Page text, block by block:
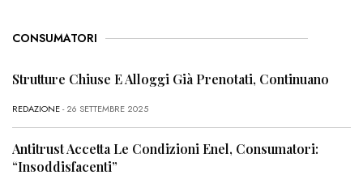
CONSUMATORI
Strutture Chiuse E Alloggi Già Prenotati, Continuano
REDAZIONE- 26 SETTEMBRE 2025
Antitrust Accetta Le Condizioni Enel, Consumatori:
“Insoddisfacenti”